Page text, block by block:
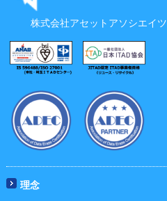
株式会社アセットアソシエイツ
理念